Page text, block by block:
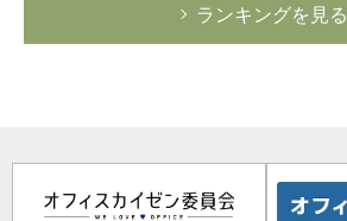
ランキングを見る